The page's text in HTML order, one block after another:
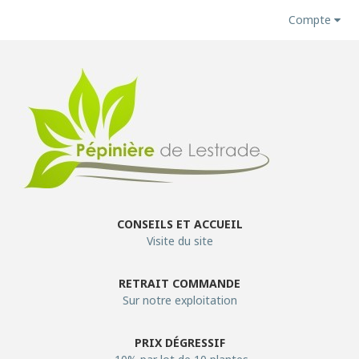
Compte
CONSEILS ET ACCUEIL
Visite du site
RETRAIT COMMANDE
Sur notre exploitation
PRIX DÉGRESSIF